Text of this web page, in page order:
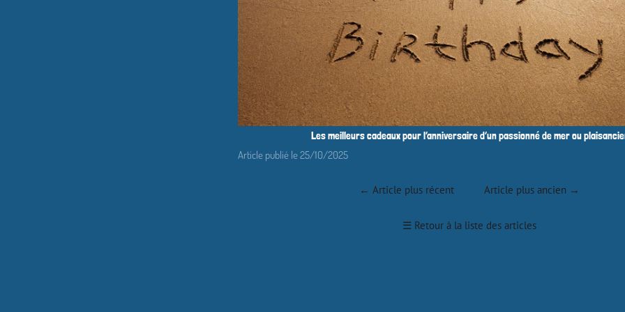
Les meilleurs cadeaux pour l’anniversaire d’un passionné de mer ou
Article publié le 25/10/2025
← Article plus récent Article plus ancien →
☰ Retour à la liste des articles